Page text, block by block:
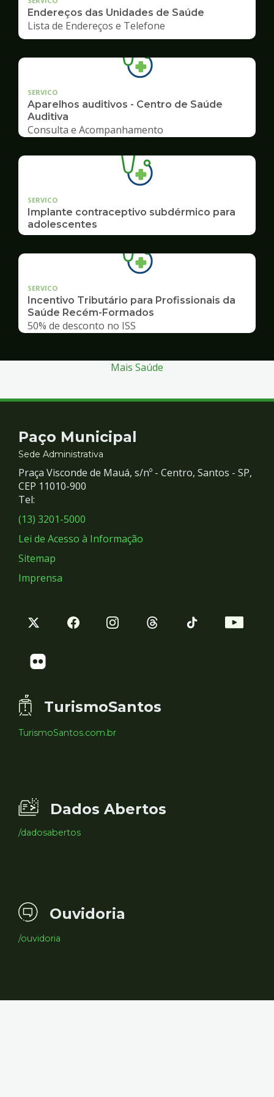
Endereços das Unidades de Saúde
Lista de Endereços e Telefone
SERVICO
Aparelhos auditivos - Centro de Saúde
Auditiva
Consulta e Acompanhamento
SERVICO
Implante contraceptivo subdérmico para
adolescentes
SERVICO
Incentivo Tributário para Profissionais da
Saúde Recém-Formados
50% de desconto no ISS
Mais Saúde
Contato
e
Redes
Sociais
Paço Municipal
Sede Administrativa
Praça Visconde de Mauá, s/nº - Centro, Santos - SP,
CEP 11010-900
Tel:
(13) 3201-5000
Lei de Acesso à Informação
Sitemap
Imprensa
TurismoSantos
TurismoSantos.com.br
Dados Abertos
/dadosabertos
Ouvidoria
/ouvidoria